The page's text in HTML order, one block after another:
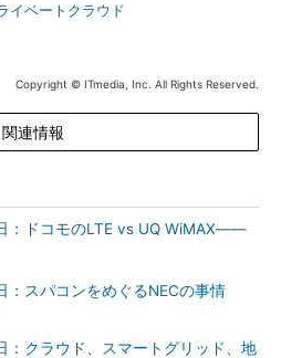
イベートクラウド
Copyright © ITmedia, Inc. All Rights Reserved.
関連情報
：ドコモのLTE vs UQ WiMAX――
：スパコンをめぐるNECの事情
：クラウド、スマートグリッド、地